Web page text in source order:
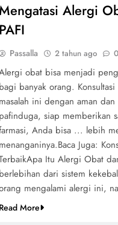
Alergi
PAFI
Passalla 2 tahun ago 0
obat bisa menjadi
bagi banyak orang.
masalah ini dengan aman
pafinduga, siap memberikan
Anda bisa ... lebih
menanganinya.Baca Juga:
Itu Alergi Obat
berlebihan dari sistem
mengalami alergi ini,
Read More